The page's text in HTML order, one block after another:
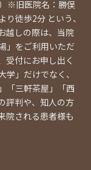
※旧医院名：勝俣
徒歩2分 という、
越しの際は、当院
」をご利用いただ
受付にお申し出く
」だけでなく、
「三軒茶屋」「西
評判や、知人の方
院される患者様も